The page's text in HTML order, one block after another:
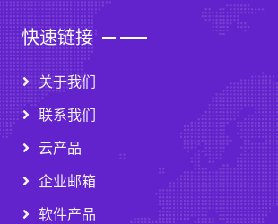
快速链接
关于我们
联系我们
云产品
企业邮箱
软件产品